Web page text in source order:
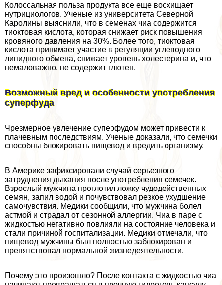
Колоссальная польза продукта все еще восхищает
нутрициологов. Ученые из университета Северной
Каролины выяснили, что в семенах чиа содержится
тиоктовая кислота, которая снижает риск повышения
кровяного давления на 30%. Более того, тиоктовая
кислота принимает участие в регуляции углеводного
липидного обмена, снижает уровень холестерина и, что
немаловажно, не содержит глютен.
Возможный вред и особенности употрeбления
суперфуда
Чрезмерное увлечение суперфудом может привести к
плачевным последствиям. Ученые доказали, что семечки
способны блокировать пищевод и вредить организму.
В Америке зафиксировали случай серьезного
затруднения дыхания после употрeбления семечек.
Взрослый мужчина проглотил ложку чудодейственных
семян, запил водой и почувствовал резкое ухудшение
самочувствия. Медики сообщили, что мужчина болел
астмой и страдал от сезонной аллергии. Чиа в паре с
жидкостью негативно повлияли на состояние человека и
стали причиной госпитализации. Медики отмечали, что
пищевод мужчины был полностью заблокирован и
препятствовал нормальной жизнедеятельности.
Почему это произошло? После контакта с жидкостью чиа